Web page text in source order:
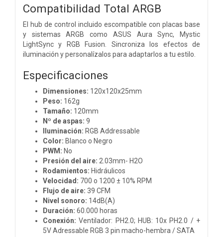
Compatibilidad Total ARGB
El hub de control incluido escompatible con placas base
y sistemas ARGB como ASUS Aura Sync, Mystic
LightSync y RGB Fusion. Sincroniza los efectos de
iluminación y personalízalos para adaptarlos a tu estilo.
Especificaciones
Dimensiones: 120x120x25mm
Peso: 162g
Tamaño: 120mm
Nº de aspas: 9
Iluminación: RGB Addressable
Color: Blanco o Negro
PWM: No
Presión del aire: 2.03mm- H2O
Rodamientos: Hidráulicos
Velocidad: 700 o 1200 ± 10% RPM
Flujo de aire: 39 CFM
Nivel sonoro: 14dB(A)
Duración: 60.000 horas
Conexión:Ventilador: PH2.0; HUB: 10x PH2.0 / +
5V Adressable RGB 3 pin macho-hembra / SATA